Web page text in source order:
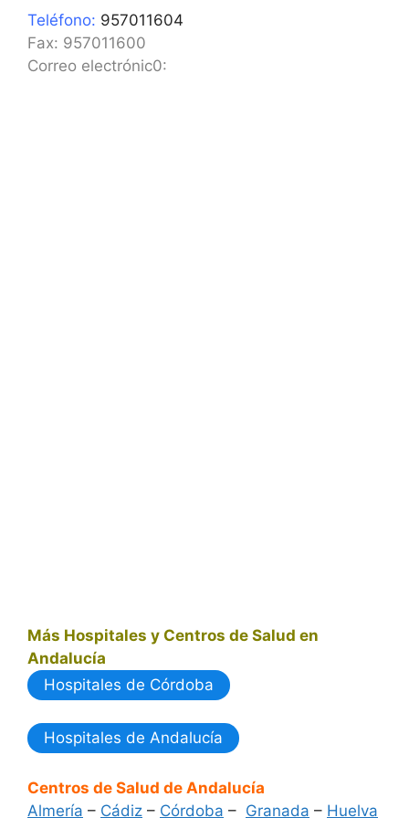
Teléfono: 957011604
Fax: 957011600
Correo electrónic0:
Más Hospitales y Centros de Salud en
Andalucía
Hospitales de Córdoba
Hospitales de Andalucía
Centros de Salud de Andalucía
Almería – Cádiz – Córdoba – Granada – Huelva